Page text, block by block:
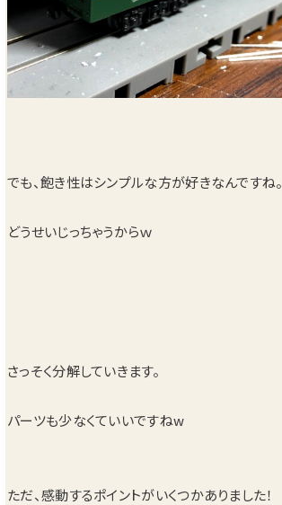
でも、飽き性はシンプルな方が好きなんですね。
どうせいじっちゃうからｗ
さっそく分解していきます。
パーツも少なくていいですねw
ただ、感動するポイントがいくつかありました！